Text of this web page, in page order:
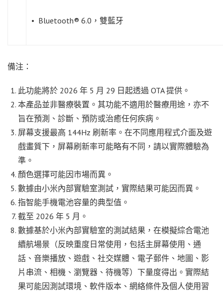
• Bluetooth® 6.0，雙藍牙
備注：
此功能將於 2026 年 5 月 29 日起透過 OTA 提供。
本產品並非醫療裝置。其功能不適用於醫療用途，亦不
旨在預測、診斷、預防或治癒任何疾病。
屏幕支援最高 144Hz 刷新率。在不同應用程式介面及遊
戲畫質下，屏幕刷新率可能略有不同，請以實際體驗為
準。
顏色選擇可能因市場而異。
數據由小米內部實驗室測試，實際結果可能因而異。
指智能手機電池容量的典型值。
截至 2026 年 5 月。
數據基於小米內部實驗室的測試結果，在模擬綜合電池
續航場景（反映重度日常使用，包括主屏幕使用、通
話、音樂播放、遊戲、社交媒體、電子郵件、地圖、影
片串流、相機、瀏覽器、待機等）下量度得出。實際結
果可能因測試環境、軟件版本、網絡條件及個人使用習